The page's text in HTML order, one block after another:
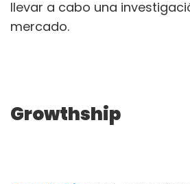
llevar a cabo una
mercado.
Growthship